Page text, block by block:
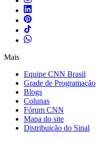
Mais
Equipe CNN Brasil
Grade de Programação
Blogs
Colunas
Fórum CNN
Mapa do site
Distribuição do Sinal